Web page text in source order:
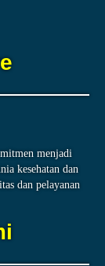
menjadi
kesehatan dan
dan pelayanan